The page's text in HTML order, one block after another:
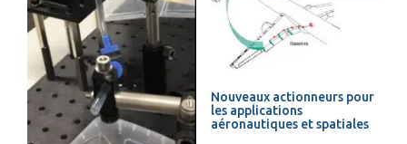
Nouveaux actionneurs pour
les applications
aéronautiques et spatiales